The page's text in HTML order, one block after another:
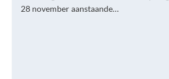
28 november aanstaande…